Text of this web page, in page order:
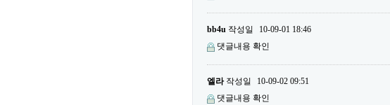
bb4u 작성일
10-09-01 18:46
댓글내용 확인
엘라작성일
10-09-02 09:51
댓글내용 확인